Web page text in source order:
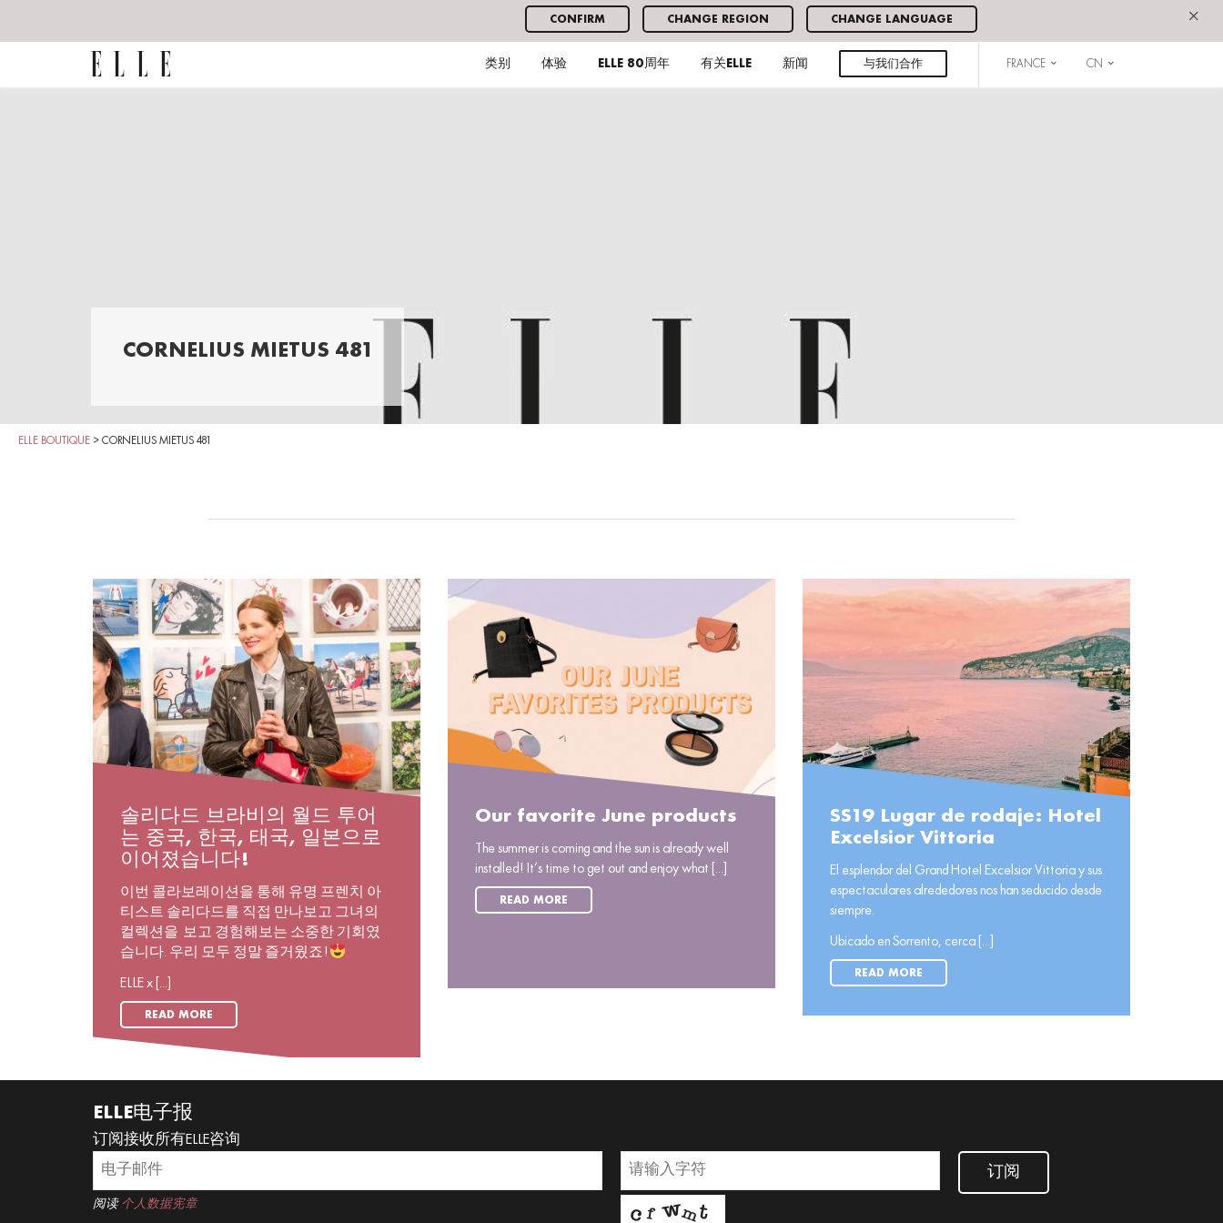
CONFIRM CHANGE REGION CHANGE LANGUAGE ×
类别 体验 ELLE 80周年 有关ELLE 新闻 与我们合作 FRANCE CN
CORNELIUS MIETUS 481
ELLE BOUTIQUE > CORNELIUS MIETUS 481
솔리다드 브라비의 월드 투어
는 중국, 한국, 태국, 일본으로
이어졌습니다!
이번 콜라보레이션을 통해 유명 프렌치 아
티스트 솔리다드를 직접 만나보고 그녀의
컬렉션을 보고 경험해보는 소중한 기회였
습니다. 우리 모두 정말 즐거웠죠!
ELLE x [...]
READ MORE
Our favorite June products
The summer is coming and the sun is already well
installed! It’s time to get out and enjoy what [...]
READ MORE
SS19 Lugar de rodaje: Hotel
Excelsior Vittoria
El esplendor del Grand Hotel Excelsior Vittoria y sus
espectaculares alrededores nos han seducido desde
siempre.
Ubicado en Sorrento, cerca [...]
READ MORE
ELLE电子报
订阅接收所有ELLE咨询
阅读 个人数据宪章
订阅